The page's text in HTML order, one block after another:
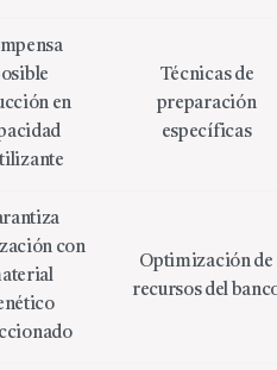
en
Técnicas de
preparación
específicas
con
Optimización de
recursos del